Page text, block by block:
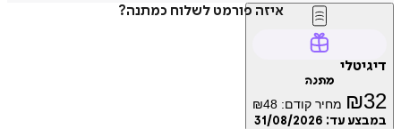
איזה פורמט לשלוח כמתנה?
דיגיטלי
מתנה
₪32 מחיר קודם: ₪48
במבצע עד: 31/08/2026